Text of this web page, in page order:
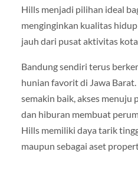
Hills menjadi pilihan ideal
menginginkan kualitas
jauh dari pusat aktivitas
Bandung sendiri terus
hunian favorit di Jawa
semakin baik, akses menuju
dan hiburan membuat
Hills memiliki daya tarik
maupun sebagai aset